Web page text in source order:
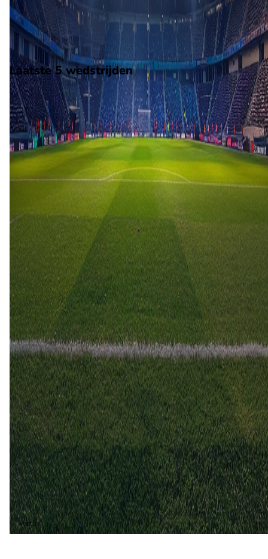
wedstrijd wordt afgetrapt om 15:00 en wordt gespeeld in de
Norway 2.
Stadion: Bislett Stadion
Scheidsrechter: Onbekend
Laatste 5 wedstrijden
H2H
Lyn
Moss
26 apr2026
Moss
2
1
Lyn
4
2025
Moss
Lyn
20
9 nov 2024
Lyn
Moss
1 2
1 apr 2024
Moss
Lyn
3 0
Lyn (1)20%
Moss (4)80%
Voetbal